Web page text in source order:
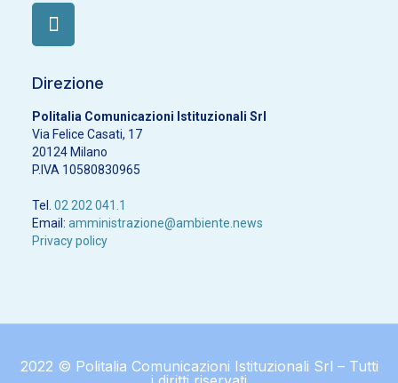
Direzione
Politalia Comunicazioni Istituzionali Srl
Via Felice Casati, 17
20124 Milano
P.IVA 10580830965
Tel. 02 202 041.1
Email: amministrazione@ambiente.news
Privacy policy
2022 © Politalia Comunicazioni Istituzionali Srl – Tutti